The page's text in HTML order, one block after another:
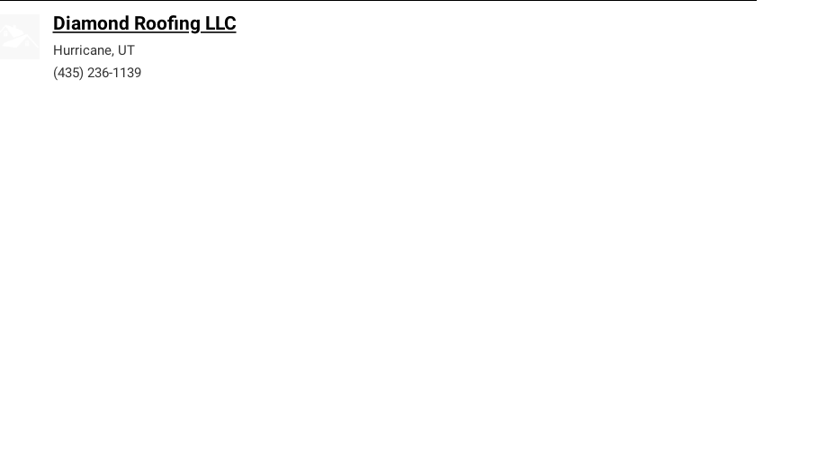
cumplen con altos estándares y requisitos estrictos de profesionalismo y confiabilidad.
Diamond Roofing LLC
Hurricane, UT
(435) 236-1139